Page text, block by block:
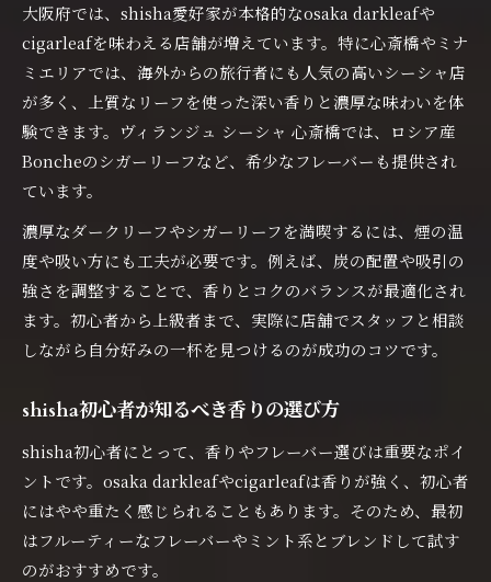
独自フレーバーでリラックス時間を演出
shisha独自フレーバーの楽しみ方解説
個性的な香りでリラックス時間を満喫
心斎橋シーシャの独自フレーバー体験
心斎橋でshishaを極める大人の過ごし方
心斎橋でshishaと上質なひとときを
shisha好きが集う大人のチル空間体験
ミナミ シーシャ 個室で過ごす夜
shishaを通じて広がる大人の交流術
CSB 心斎橋でも話題のshishaの魅力
大阪府では、shisha愛好家が本格的なosaka darkleafや
cigarleafを味わえる店舗が増えています。特に心斎橋やミナ
ミエリアでは、海外からの旅行者にも人気の高いシーシャ店
が多く、上質なリーフを使った深い香りと濃厚な味わいを体
験できます。ヴィランジュ シーシャ 心斎橋では、ロシア産
Boncheのシガーリーフなど、希少なフレーバーも提供され
ています。
濃厚なダークリーフやシガーリーフを満喫するには、煙の温
度や吸い方にも工夫が必要です。例えば、炭の配置や吸引の
強さを調整することで、香りとコクのバランスが最適化され
ます。初心者から上級者まで、実際に店舗でスタッフと相談
しながら自分好みの一杯を見つけるのが成功のコツです。
shisha初心者が知るべき香りの選び方
shisha初心者にとって、香りやフレーバー選びは重要なポイ
ントです。osaka darkleafやcigarleafは香りが強く、初心者
にはやや重たく感じられることもあります。そのため、最初
はフルーティーなフレーバーやミント系とブレンドして試す
のがおすすめです。